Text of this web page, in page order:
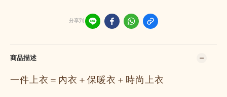
分享到
商品描述
一件上衣＝內衣＋保暖衣＋時尚上衣